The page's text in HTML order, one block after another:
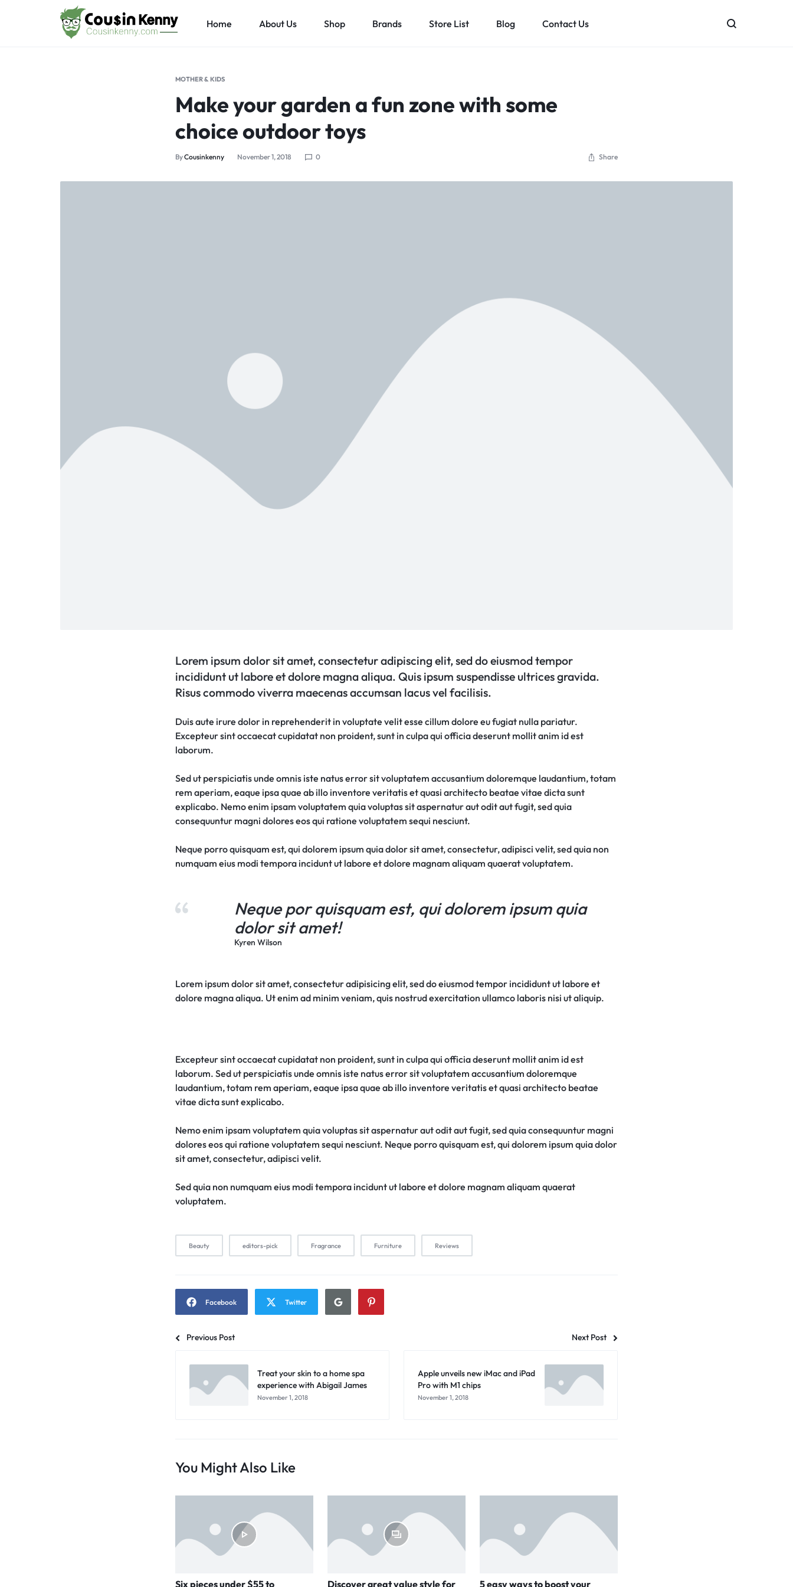
Home About Us Shop Brands Store List Blog Contact Us
MOTHER & KIDS
Make your garden a fun zone with some
choice outdoor toys
ByCousinkenny November 1, 2018 0 Share
Lorem ipsum dolor sit amet, consectetur adipiscing elit, sed do eiusmod tempor
incididunt ut labore et dolore magna aliqua. Quis ipsum suspendisse ultrices gravida.
Risus commodo viverra maecenas accumsan lacus vel facilisis.
Duis aute irure dolor in reprehenderit in voluptate velit esse cillum dolore eu fugiat nulla pariatur.
Excepteur sint occaecat cupidatat non proident, sunt in culpa qui officia deserunt mollit anim id est
laborum.
Sed ut perspiciatis unde omnis iste natus error sit voluptatem accusantium doloremque laudantium, totam
rem aperiam, eaque ipsa quae ab illo inventore veritatis et quasi architecto beatae vitae dicta sunt
explicabo. Nemo enim ipsam voluptatem quia voluptas sit aspernatur aut odit aut fugit, sed quia
consequuntur magni dolores eos qui ratione voluptatem sequi nesciunt.
Neque porro quisquam est, qui dolorem ipsum quia dolor sit amet, consectetur, adipisci velit, sed quia non
numquam eius modi tempora incidunt ut labore et dolore magnam aliquam quaerat voluptatem.
Neque por quisquam est, qui dolorem ipsum quia
dolor sit amet!
Kyren Wilson
Lorem ipsum dolor sit amet, consectetur adipisicing elit, sed do eiusmod tempor incididunt ut labore et
dolore magna aliqua. Ut enim ad minim veniam, quis nostrud exercitation ullamco laboris nisi ut aliquip.
Excepteur sint occaecat cupidatat non proident, sunt in culpa qui officia deserunt mollit anim id est
laborum. Sed ut perspiciatis unde omnis iste natus error sit voluptatem accusantium doloremque
laudantium, totam rem aperiam, eaque ipsa quae ab illo inventore veritatis et quasi architecto beatae
vitae dicta sunt explicabo.
Nemo enim ipsam voluptatem quia voluptas sit aspernatur aut odit aut fugit, sed quia consequuntur magni
dolores eos qui ratione voluptatem sequi nesciunt. Neque porro quisquam est, qui dolorem ipsum quia dolor
sit amet, consectetur, adipisci velit.
Sed quia non numquam eius modi tempora incidunt ut labore et dolore magnam aliquam quaerat
voluptatem.
Beauty editors-pick Fragrance Furniture Reviews
Facebook Twitter
Previous Post Next Post
Treat your skin to a home spa
experience with Abigail James
November 1, 2018
Apple unveils new iMac and iPad
Pro with M1 chips
November 1, 2018
You Might Also Like
Six pieces under $55 to
Discover great value style for
5 easy ways to boost your